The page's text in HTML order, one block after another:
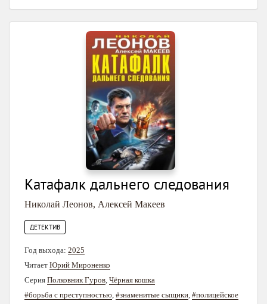
Катафалк дальнего следования
Николай Леонов, Алексей Макеев
ДЕТЕКТИВ
Год выхода: 2025
Читает Юрий Мироненко
Серия Полковник Гуров Чёрная кошка
#борьба с преступностью #знаменитые сыщики #полицейское